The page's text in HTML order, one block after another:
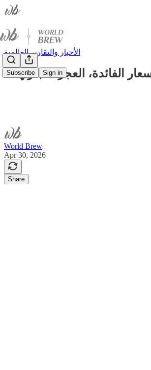
Subscribe Sign in
الأخبار والتقارير العالمية
الفائدة، العجز التجاري
World Brew
Apr 30, 2026
Share